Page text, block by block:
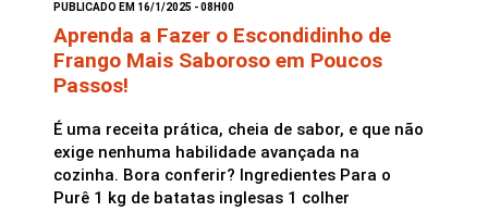
PUBLICADO EM 16/1/2025 - 08H00
Aprenda a Fazer o Escondidinho de
Frango Mais Saboroso em Poucos
Passos!
É uma receita prática, cheia de sabor, e que não
exige nenhuma habilidade avançada na
cozinha. Bora conferir? Ingredientes Para o
Purê 1 kg de batatas inglesas 1 colher